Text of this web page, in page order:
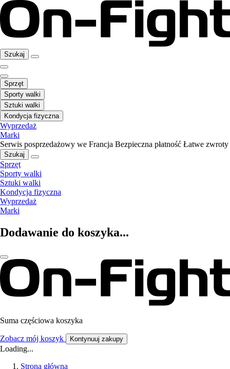
Szukaj
Sprzęt
Sporty walki
Sztuki walki
Kondycja fizyczna
Wyprzedaż
Marki
Serwis posprzedażowy we Francja Bezpieczna płatność Łatwe zwroty
Szukaj
Sprzęt
Sporty walki
Sztuki walki
Kondycja fizyczna
Wyprzedaż
Marki
Dodawanie do koszyka...
Suma częściowa koszyka
Zobacz mój koszyk Kontynuuj zakupy
Loading...
Strona główna